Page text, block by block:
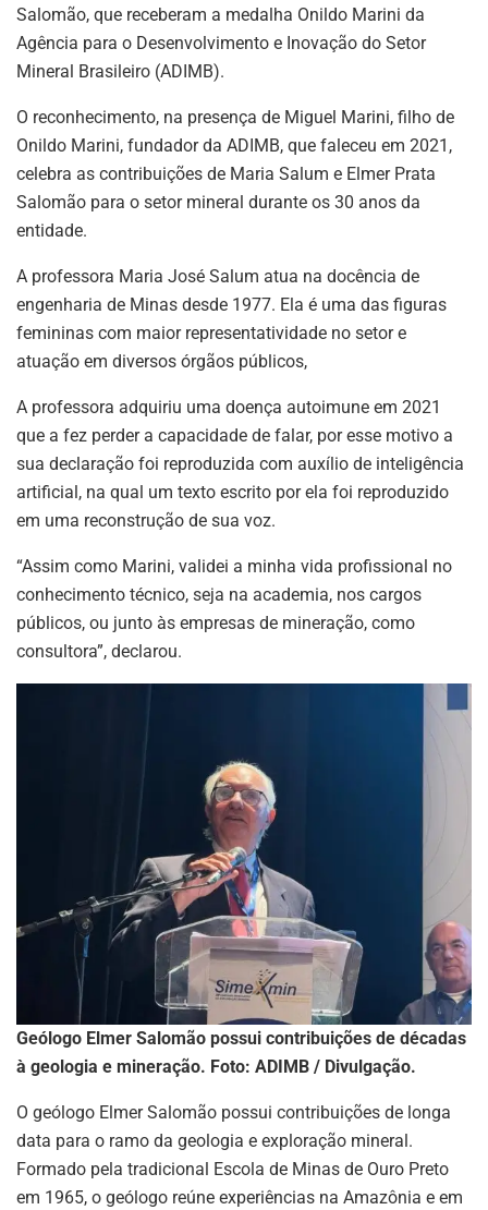
Salomão, que receberam a medalha Onildo Marini da
Agência para o Desenvolvimento e Inovação do Setor
Mineral Brasileiro (ADIMB).
O reconhecimento, na presença de Miguel Marini, filho de
Onildo Marini, fundador da ADIMB, que faleceu em 2021,
celebra as contribuições de Maria Salum e Elmer Prata
Salomão para o setor mineral durante os 30 anos da
entidade.
A professora Maria José Salum atua na docência de
engenharia de Minas desde 1977. Ela é uma das figuras
femininas com maior representatividade no setor e
atuação em diversos órgãos públicos,
A professora adquiriu uma doença autoimune em 2021
que a fez perder a capacidade de falar, por esse motivo a
sua declaração foi reproduzida com auxílio de inteligência
artificial, na qual um texto escrito por ela foi reproduzido
em uma reconstrução de sua voz.
“Assim como Marini, validei a minha vida profissional no
conhecimento técnico, seja na academia, nos cargos
públicos, ou junto às empresas de mineração, como
consultora”, declarou.
Geólogo Elmer Salomão possui contribuições de décadas
à geologia e mineração. Foto: ADIMB / Divulgação.
O geólogo Elmer Salomão possui contribuições de longa
data para o ramo da geologia e exploração mineral.
Formado pela tradicional Escola de Minas de Ouro Preto
em 1965, o geólogo reúne experiências na Amazônia e em